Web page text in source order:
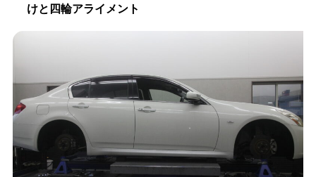
けと四輪アライメント